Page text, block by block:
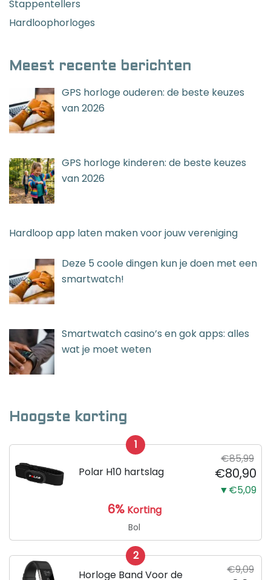
Stappentellers
Hardloophorloges
Meest recente berichten
GPS horloge ouderen: de beste keuzes
van 2026
GPS horloge kinderen: de beste keuzes
van 2026
Hardloop app laten maken voor jouw vereniging
Deze 5 coole dingen kun je doen met een
smartwatch!
Smartwatch casino’s en gok apps: alles
wat je moet weten
Hoogste korting
1
Polar H10 hartslag
€85,99
€80,90
▼€5,09
6% Korting
Bol
2
Horloge Band Voor de
€9,09